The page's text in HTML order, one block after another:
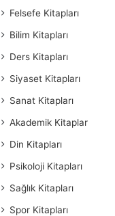
Felsefe Kitapları
Bilim Kitapları
Ders Kitapları
Siyaset Kitapları
Sanat Kitapları
Akademik Kitaplar
Din Kitapları
Psikoloji Kitapları
Sağlık Kitapları
Spor Kitapları